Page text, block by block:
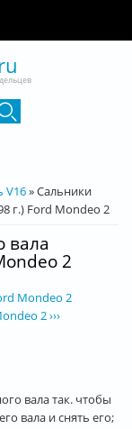
V16»Сальники
г.) Ford Mondeo 2
вала
2
Mondeo 2
2 ›››
вала так. чтобы
вала и снять его;